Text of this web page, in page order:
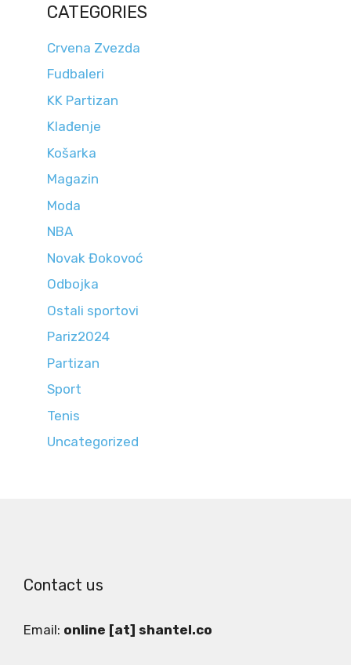
CATEGORIES
Crvena Zvezda
Fudbaleri
KK Partizan
Klađenje
Košarka
Magazin
Moda
NBA
Novak Đokovoć
Odbojka
Ostali sportovi
Pariz2024
Partizan
Sport
Tenis
Uncategorized
Contact us
Email: online [at] shantel.co